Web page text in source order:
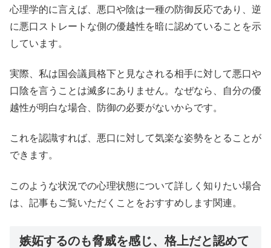
心理学的に言えば、悪口や陰は一種の防御反応であり、逆
に悪口ストレートな側の優越性を暗に認めていることを示
しています。
実際、私は国会議員格下と見なされる相手に対して悪口や
口陰を言うことは滅多にありません。なぜなら、自分の優
越性が明白な場合、防御の必要がないからです。
これを認識すれば、悪口に対して気楽な姿勢をとることが
できます。
このような状況での心理状態について詳しく知りたい場合
は、記事もご覧いただくことをおすすめします関連。
嫉妬するのも脅威を感じ、格上だと認めて